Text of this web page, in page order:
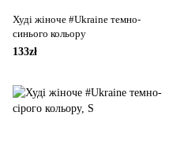
Худі жіноче #Ukraine темно-
синього кольору
133zł